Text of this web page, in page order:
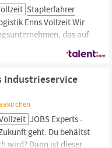
Staplerfahrer
Enns Vollzeit Wir
das auf
spezialisiert ist
Wenn du
dynamisches Teams
Industrieservice
JOBS Experts -
geht. Du behältst
wird? Dann ist dieser